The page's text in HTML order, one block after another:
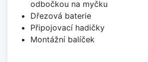
odbočkou na myčku
Dřezová baterie
Připojovací hadičky
Montážní balíček